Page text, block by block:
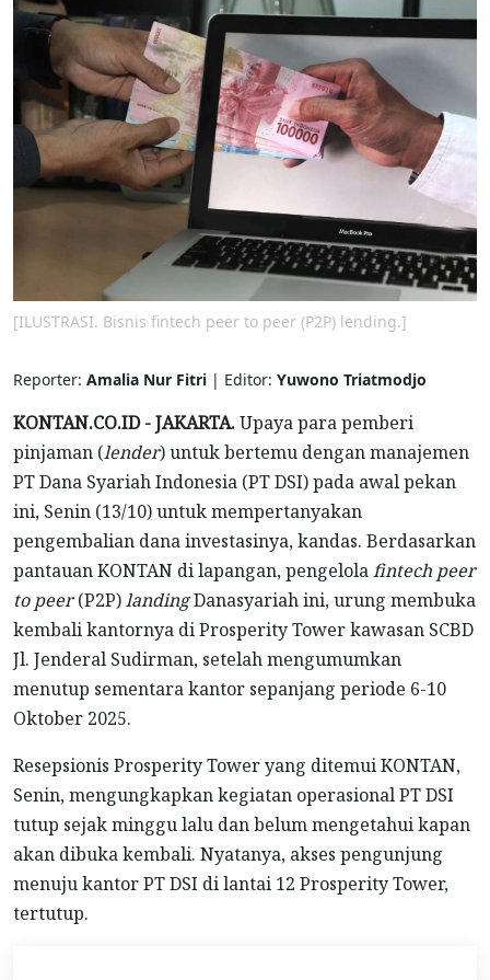
[ILUSTRASI. Bisnis fintech peer to peer (P2P) lending.]
Reporter: Amalia Nur Fitri | Editor: Yuwono Triatmodjo
KONTAN.CO.ID - JAKARTA.Upaya para pemberi
pinjaman (lender) untuk bertemu dengan manajemen
PT Dana Syariah Indonesia (PT DSI) pada awal pekan
ini, Senin (13/10) untuk mempertanyakan
pengembalian dana investasinya, kandas. Berdasarkan
pantauan KONTAN di lapangan, pengelolafintech peer
to peer(P2P)landingDanasyariah ini, urung membuka
kembali kantornya di Prosperity Tower kawasan SCBD
Jl. Jenderal Sudirman, setelah mengumumkan
menutup sementara kantor sepanjang periode 6-10
Oktober 2025.
Resepsionis Prosperity Tower yang ditemui KONTAN,
Senin, mengungkapkan kegiatan operasional PT DSI
tutup sejak minggu lalu dan belum mengetahui kapan
akan dibuka kembali. Nyatanya, akses pengunjung
menuju kantor PT DSI di lantai 12 Prosperity Tower,
tertutup.